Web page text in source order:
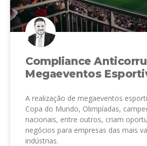
Compliance
Megaeventos
A realização de megaeventos
Copa do Mundo, Olimpíadas,
nacionais, entre outros, criam
negócios para empresas das mais
indústrias.